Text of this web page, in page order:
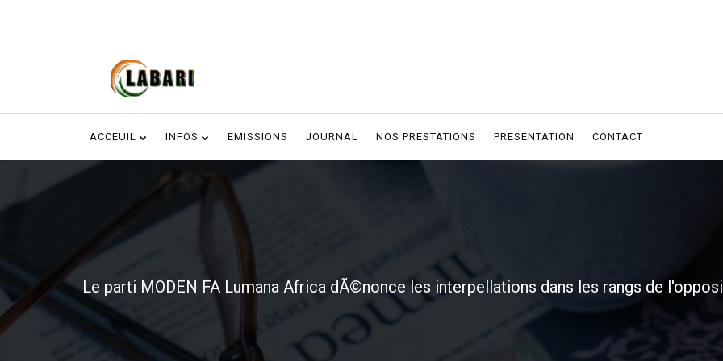
ACCEUIL INFOS EMISSIONS JOURNAL NOS PRESTATIONS PRESENTATION CONTACT
Le parti MODEN FA Lumana Africa dÃ©nonce les interpellations dans les rangs de